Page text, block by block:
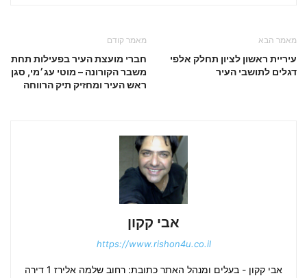
מאמר קודם
חברי מועצת העיר בפעילות תחת
משבר הקורונה – מוטי עג׳מי, סגן
ראש העיר ומחזיק תיק הרווחה
מאמר הבא
עיריית ראשון לציון תחלק אלפי
דגלים לתושבי העיר
אבי קקון
https://www.rishon4u.co.il
אבי קקון - בעלים ומנהל האתר כתובת: רחוב שלמה אלירז 1 דירה